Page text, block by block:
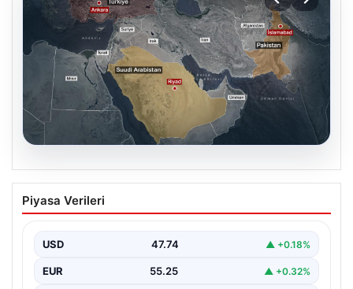
07.08.2026
Mekke Ortak Savunma Antlaşması:
Bölgesel Güvenlik ve İşbirliğinde Yeni
Türkiye, Suudi Arabistan ve Pakistan arasında
ve küresel…
Piyasa Verileri
USD 47.74 ▲ +0.18%
EUR 55.25 ▲ +0.32%